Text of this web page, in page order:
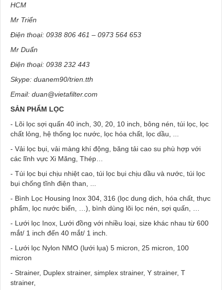
HCM
Mr Triển
Điện thoại: 0938 806 461 – 0973 564 653
Mr Duẩn
Điện thoại: 0938 232 443
Skype: duanem90/trien.tth
Email: duan@vietafilter.com
SẢN PHẨM LỌC
- Lõi lọc sợi quấn 40 inch, 30, 20, 10 inch, bông nén, túi lọc, lọc
chất lỏng, hệ thống lọc nước, lọc hóa chất, lọc dầu, ...
- Vải lọc bụi, vải màng khí động, băng tải cao su phù hợp với
các lĩnh vực Xi Măng, Thép…
- Túi lọc bụi chịu nhiệt cao, túi lọc bụi chịu dầu và nước, túi lọc
bụi chống tĩnh điện than, ...
- Bình Lọc Housing Inox 304, 316 (lọc dung dịch, hóa chất, thực
phẩm, lọc nước biển, …), bình dùng lõi lọc nén, sợi quấn, …
- Lưới lọc Inox, Lưới đồng với nhiều loại, size khác nhau từ 600
mắt/ 1 inch đến 40 mắt/ 1 inch.
- Lưới lọc Nylon NMO (lưới lụa) 5 micron, 25 micron, 100
micron
- Strainer, Duplex strainer, simplex strainer, Y strainer, T
strainer,